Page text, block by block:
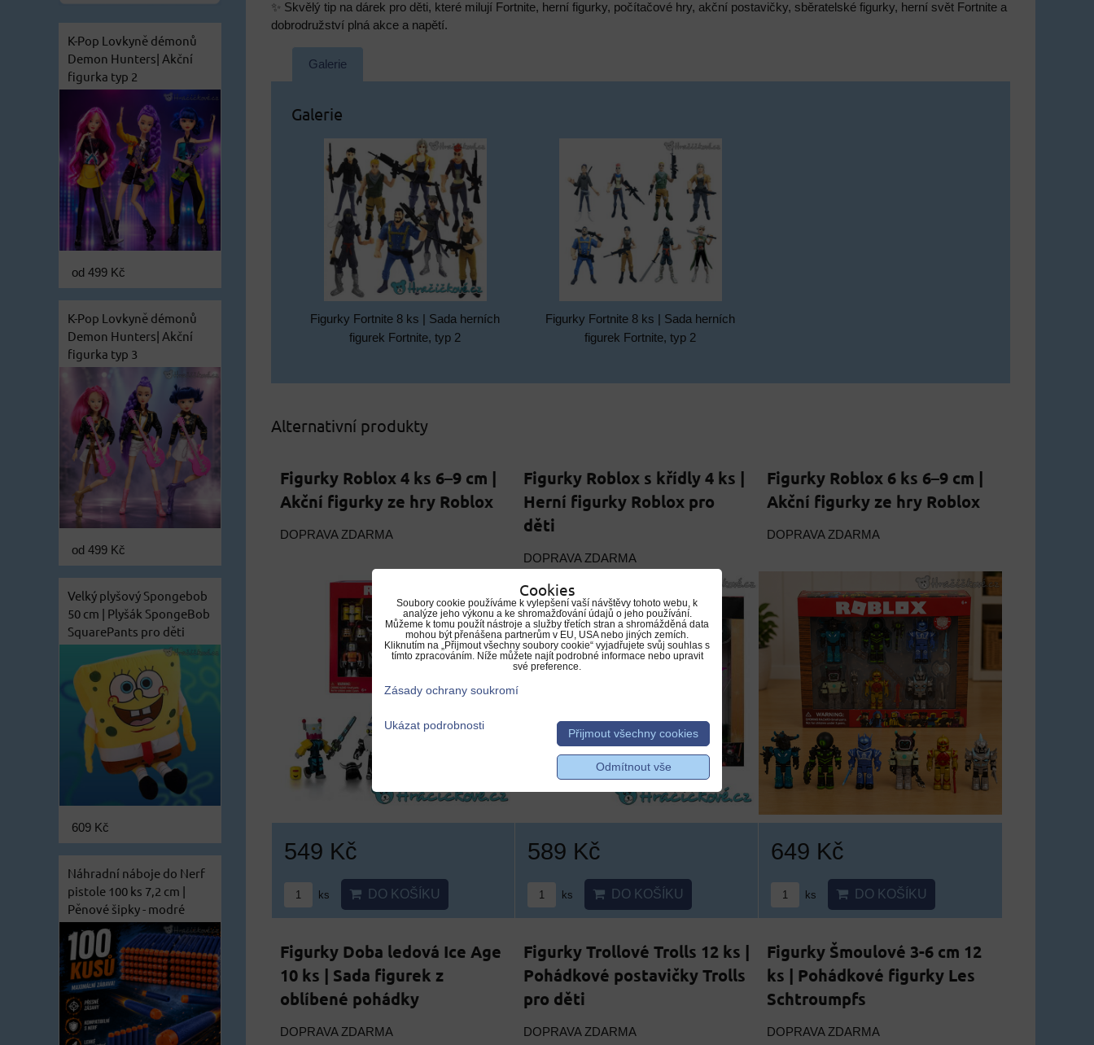
✨ Skvělý tip na dárek pro děti, které milují Fortnite, herní figurky, počítačové hry, akční postavičky, sběratelské figurky, herní svět Fortnite a
dobrodružství plná akce a napětí.
Galerie
Galerie
Figurky Fortnite 8 ks | Sada herních
figurek Fortnite, typ 2
Figurky Fortnite 8 ks | Sada herních
figurek Fortnite, typ 2
Alternativní produkty
Figurky Roblox 4 ks 6–9 cm |
Akční figurky ze hry Roblox
DOPRAVA ZDARMA
549 Kč
ks DO KOŠÍKU
Figurky Roblox s křídly 4 ks |
Herní figurky Roblox pro
děti
DOPRAVA ZDARMA
589 Kč
ks DO KOŠÍKU
Figurky Roblox 6 ks 6–9 cm |
Akční figurky ze hry Roblox
DOPRAVA ZDARMA
649 Kč
ks DO KOŠÍKU
Figurky Doba ledová Ice Age
10 ks | Sada figurek z
oblíbené pohádky
DOPRAVA ZDARMA
Figurky Trollové Trolls 12 ks |
Pohádkové postavičky Trolls
pro děti
DOPRAVA ZDARMA
Figurky Šmoulové 3-6 cm 12
ks | Pohádkové figurky Les
Schtroumpfs
DOPRAVA ZDARMA
K-Pop Lovkyně démonů
Demon Hunters| Akční
figurka typ 2
od 499 Kč
K-Pop Lovkyně démonů
Demon Hunters| Akční
figurka typ 3
od 499 Kč
Velký plyšový Spongebob
50 cm | Plyšák SpongeBob
SquarePants pro děti
609 Kč
Náhradní náboje do Nerf
pistole 100 ks 7,2 cm |
Pěnové šipky - modré
Cookies
Soubory cookie používáme k vylepšení vaší návštěvy tohoto webu, k
analýze jeho výkonu a ke shromažďování údajů o jeho používání.
Můžeme k tomu použít nástroje a služby třetích stran a shromážděná data
mohou být přenášena partnerům v EU, USA nebo jiných zemích.
Kliknutím na „Přijmout všechny soubory cookie“ vyjadřujete svůj souhlas s
tímto zpracováním. Níže můžete najít podrobné informace nebo upravit
své preference.
Zásady ochrany soukromí
Ukázat podrobnosti
Přijmout všechny cookies
Odmítnout vše